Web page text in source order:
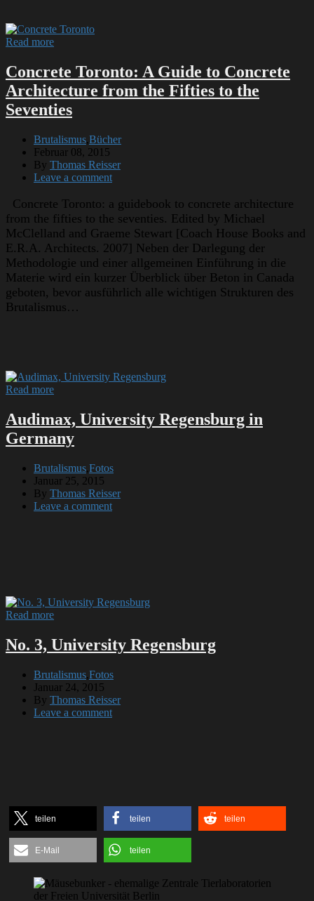
Read more
Concrete Toronto: A Guide to Concrete
Architecture from the Fifties to the
Seventies
Brutalismus,Bücher
Februar 08, 2015
By Thomas Reisser
Leave a comment
Concrete Toronto: a guidebook to concrete architecture
from the fifties to the seventies. Edited by Michael
McClelland and Graeme Stewart [Coach House Books and
E.R.A. Architects. 2007] Neben der Darlegung der
Methodologie und einer allgemeinen Einführung in die
Materie wird ein kurzer Überblick über Beton in Canada
geboten, bevor ausführlich alle wichtigen Strukturen des
Brutalismus…
Read more
Audimax, University Regensburg in
Germany
Brutalismus,Fotos
Januar 25, 2015
By Thomas Reisser
Leave a comment
Read more
No. 3, University Regensburg
Brutalismus,Fotos
Januar 24, 2015
By Thomas Reisser
Leave a comment
teilen teilen teilen
E-Mail teilen